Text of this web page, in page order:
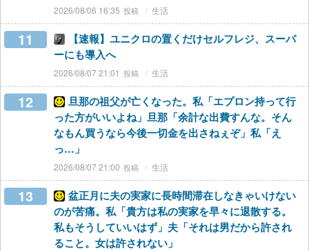
2026/08/06 16:35 生活
11
【速報】ユニクロの置くだけセルフレジ、スーパ
ーにも導入へ
2026/08/07 21:01 生活
12
旦那の祖父が亡くなった。私「エプロン持って行
った方がいいよね」旦那「余計な出費すんな。そん
なもん買うなら今後一切金を出さねぇぞ」私「え
っ…」
2026/08/07 21:00 生活
13
盆正月に夫の実家に長時間滞在しなきゃいけない
のが苦痛。私「貴方は私の実家を早々に退散する。
私もそうしていいはず」夫「それは男だから許され
ること。女は許されない」